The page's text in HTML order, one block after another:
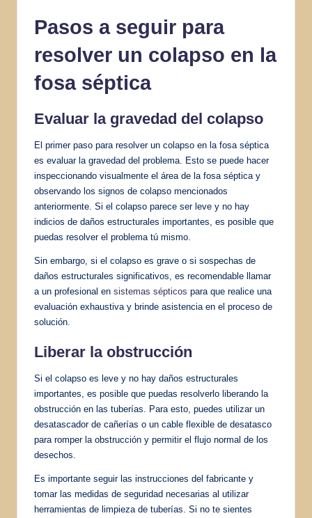
Pasos a seguir para
resolver un colapso en la
fosa séptica
Evaluar la gravedad del colapso
El primer paso para resolver un colapso en la fosa séptica
es evaluar la gravedad del problema. Esto se puede hacer
inspeccionando visualmente el área de la fosa séptica y
observando los signos de colapso mencionados
anteriormente. Si el colapso parece ser leve y no hay
indicios de daños estructurales importantes, es posible que
puedas resolver el problema tú mismo.
Sin embargo, si el colapso es grave o si sospechas de
daños estructurales significativos, es recomendable llamar
a un profesional en sistemas sépticos para que realice una
evaluación exhaustiva y brinde asistencia en el proceso de
solución.
Liberar la obstrucción
Si el colapso es leve y no hay daños estructurales
importantes, es posible que puedas resolverlo liberando la
obstrucción en las tuberías. Para esto, puedes utilizar un
desatascador de cañerías o un cable flexible de desatasco
para romper la obstrucción y permitir el flujo normal de los
desechos.
Es importante seguir las instrucciones del fabricante y
tomar las medidas de seguridad necesarias al utilizar
herramientas de limpieza de tuberías. Si no te sientes